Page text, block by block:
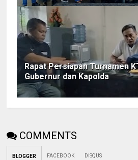
Rapat Persiapan Turnamen
Gubernur dan Kapolda
COMMENTS
BLOGGER FACEBOOK DISQUS